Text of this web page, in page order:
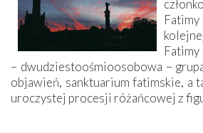
– dwudziestoośmioosobowa –
objawień, sanktuarium fatimskie, a
uroczystej procesji różańcowej z